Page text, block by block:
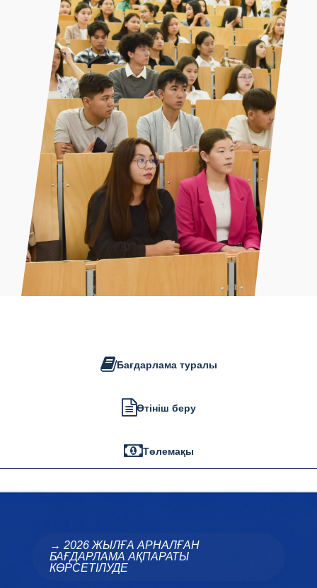
Бағдарлама туралы
Өтініш беру
Төлемақы
→ 2026 ЖЫЛҒА АРНАЛҒАН
БАҒДАРЛАМА АҚПАРАТЫ
КӨРСЕТІЛУДЕ